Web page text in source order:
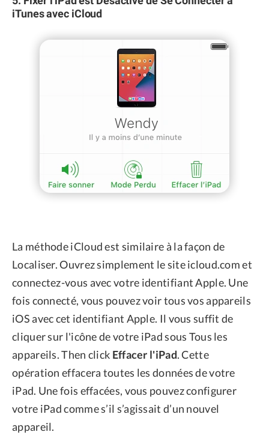
iTunes avec iCloud
La méthode iCloud est similaire à la façon de
Localiser. Ouvrez simplement le site icloud.com et
connectez-vous avec votre identifiant Apple. Une
fois connecté, vous pouvez voir tous vos appareils
iOS avec cet identifiant Apple. Il vous suffit de
cliquer sur l'icône de votre iPad sous Tous les
appareils. Then click Effacer l'iPad. Cette
opération effacera toutes les données de votre
iPad. Une fois effacées, vous pouvez configurer
votre iPad comme s’il s’agissait d’un nouvel
appareil.